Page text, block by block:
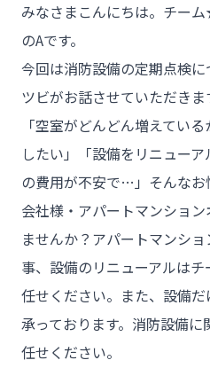
チーム★トウ
- HOME
- トウカイセツビについて
- トウカイセツビが選ばれ
- 介護施設事業者様
- 工事業者様
みなさまこんにちは。チー
のAです。
今回は消防設備の定期点検
ツビがお話させていただきま
「空室がどんどん増えてい
したい」「設備をリニュー
の費用が不安で…」そんな
会社様・アパートマンショ
ませんか？アパートマンシ
事、設備のリニューアルは
任せください。また、設備
承っております。消防設備
任せください。